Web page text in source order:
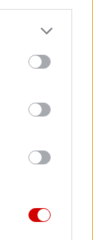
Google
may click to
tags to
Google
να
τον Μάιο
τον
διαβάζει